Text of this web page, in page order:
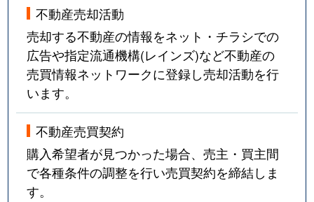
不動産売却活動
売却する不動産の情報をネット・チラシでの
広告や指定流通機構(レインズ)など不動産の
売買情報ネットワークに登録し売却活動を行
います。
不動産売買契約
購入希望者が見つかった場合、売主・買主間
で各種条件の調整を行い売買契約を締結しま
す。